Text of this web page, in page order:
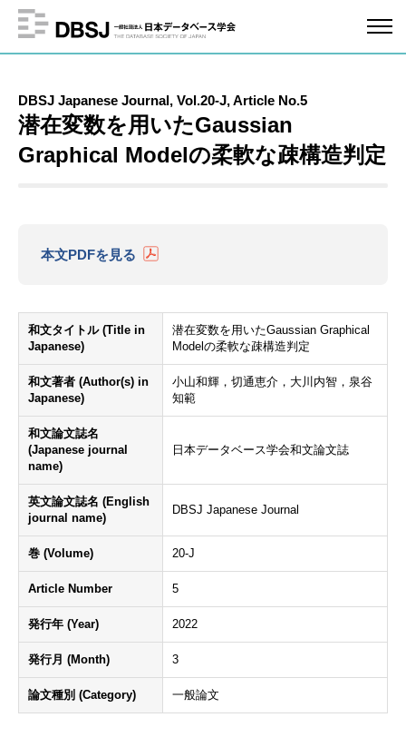
DBSJ Japanese Journal, Vol.20-J, Article No.5
潜在変数を用いたGaussian
Graphical Modelの柔軟な疎構造判定
本文PDFを見る
和文タイトル (Title in
Japanese)
潜在変数を用いたGaussian Graphical
Modelの柔軟な疎構造判定
和文著者 (Author(s) in
Japanese)
小山和輝，切通恵介，大川内智，泉谷
知範
和文論文誌名
(Japanese journal
name)
日本データベース学会和文論文誌
英文論文誌名 (English
journal name)
DBSJ Japanese Journal
巻 (Volume) 20-J
Article Number 5
発行年 (Year) 2022
発行月 (Month) 3
論文種別 (Category) 一般論文